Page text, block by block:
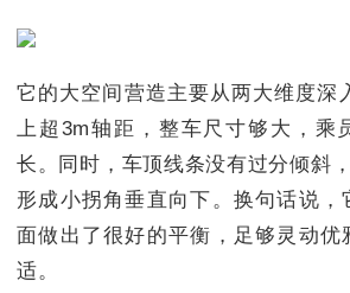
它的大空间营造主要从两大维度深
上超3m轴距，整车尺寸够大，乘
长。同时，车顶线条没有过分倾斜
形成小拐角垂直向下。换句话说，
面做出了很好的平衡，足够灵动优
适。